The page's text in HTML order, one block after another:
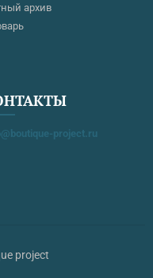
архив
project.ru
project